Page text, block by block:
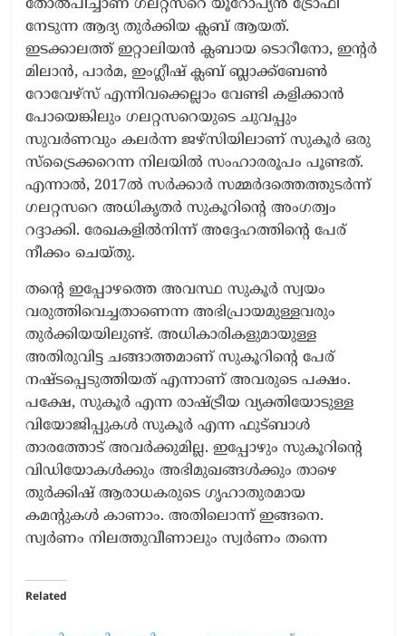
തോൽപിച്ചാണ് ഗലറ്റസറെ യൂറോപ്യൻ ട്രോഫി
നേടുന്ന ആദ്യ തുർക്കിയ ക്ലബ് ആയത്.
ഇടക്കാലത്ത് ഇറ്റാലിയൻ ക്ലബായ ടൊറീനോ, ഇന്റർ
മിലാൻ, പാർമ, ഇംഗ്ലീഷ് ക്ലബ് ബ്ലാക്ക്ബേൺ
റോവേഴ്സ് എന്നിവക്കെല്ലാം വേണ്ടി കളിക്കാൻ
പോയെങ്കിലും ഗലറ്റസറെയുടെ ചുവപ്പും
സുവർണവും കലർന്ന ജഴ്സിയിലാണ് സുകൂർ ഒരു
സ്ട്രൈക്കറെന്ന നിലയിൽ സംഹാരരൂപം പൂണ്ടത്.
എന്നാൽ, 2017ൽ സർക്കാർ സമ്മർദത്തെത്തുടർന്ന്
ഗലറ്റസറെ അധികൃതർ സുകൂറിന്റെ അംഗത്വം
റദ്ദാക്കി. രേഖകളിൽനിന്ന് അദ്ദേഹത്തിന്റെ പേര്
നീക്കം ചെയ്തു.
തന്റെ ഇപ്പോഴത്തെ അവസ്ഥ സുകൂർ സ്വയം
വരുത്തിവെച്ചതാണെന്ന അഭിപ്രായമുള്ളവരും
തുർക്കിയയിലുണ്ട്. അധികാരികളുമായുള്ള
അതിരുവിട്ട ചങ്ങാത്തമാണ് സുകൂറിന്റെ പേര്
നഷ്ടപ്പെടുത്തിയത് എന്നാണ് അവരുടെ പക്ഷം.
പക്ഷേ, സുകൂർ എന്ന രാഷ്ട്രീയ വ്യക്തിയോടുള്ള
വിയോജിപ്പുകൾ സുകൂർ എന്ന ഫുട്ബാൾ
താരത്തോട് അവർക്കുമില്ല. ഇപ്പോഴും സുകൂറിന്റെ
വിഡിയോകൾക്കും അഭിമുഖങ്ങൾക്കും താഴെ
തുർക്കിഷ് ആരാധകരുടെ ഗൃഹാതുരമായ
കമന്റുകൾ കാണാം. അതിലൊന്ന് ഇങ്ങനെ.
സ്വർണം നിലത്തുവീണാലും സ്വർണം തന്നെ
Related